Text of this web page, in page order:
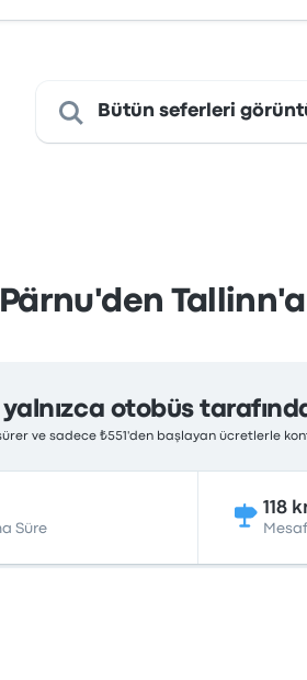
Bütün seferleri
Pärnu'den
yalnızca otobüs
ve sadece ₺551'den başlayan ücretlerle
Süre
118